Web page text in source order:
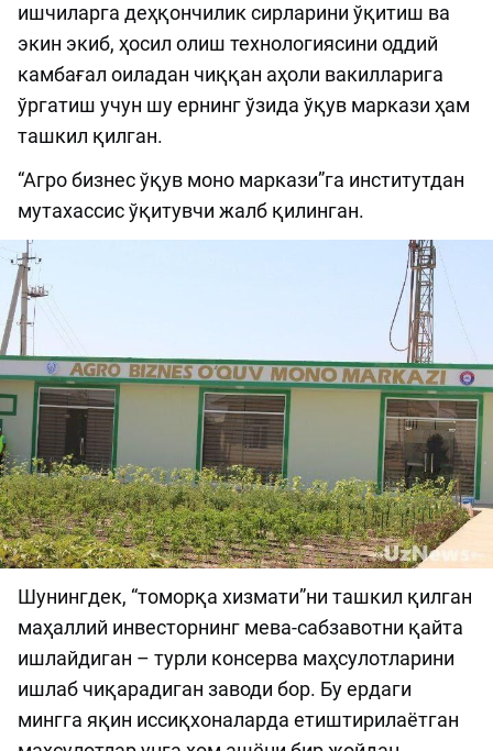
ишчиларга деҳқончилик сирларини ўқитиш ва
экин экиб, ҳосил олиш технологиясини оддий
камбағал оиладан чиққан аҳоли вакилларига
ўргатиш учун шу ернинг ўзида ўқув маркази ҳам
ташкил қилган.
“Агро бизнес ўқув моно маркази”га институтдан
мутахассис ўқитувчи жалб қилинган.
Шунингдек, “томорқа хизмати”ни ташкил қилган
маҳаллий инвесторнинг мева-сабзавотни қайта
ишлайдиган – турли консерва маҳсулотларини
ишлаб чиқарадиган заводи бор. Бу ердаги
мингга яқин иссиқхоналарда етиштирилаётган